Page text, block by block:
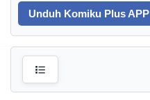
Unduh Komiku Plus APP